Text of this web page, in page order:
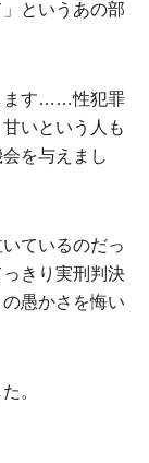
というあの部
ます……性犯罪
いという人も
を与えまし
ているのだっ
きり実刑判決
愚かさを悔い
。